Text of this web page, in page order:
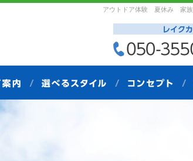
アウトドア体験 夏休み 家